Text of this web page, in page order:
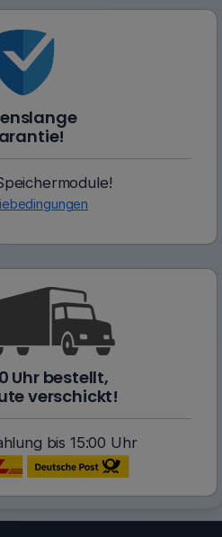
Uhr bestellt,
verschickt!
bis 15:00 Uhr